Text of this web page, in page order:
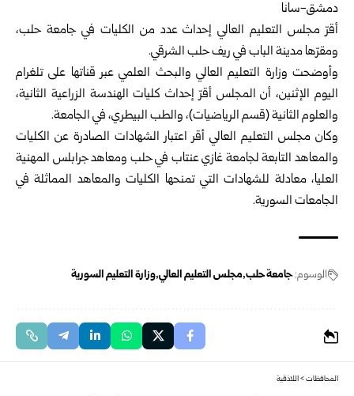
دمشق-سانا
أقرّ مجلس التعليم العالي إحداث عدد من الكليات في جامعة حلب،
ومقرّها مدينة الباب في ريف حلب الشرقي.
وأوضحت وزارة التعليم العالي والبحث العلميعبر قناتها على تلغرام
اليوم الإثنين، أن المجلس أقرّ إحداث كليات الهندسة الزراعية الثانية،
والعلوم الثانية (قسم الرياضيات)، والطب البيطري، في الجامعة.
وكان مجلس التعليم العالي أقر اعتبار الشهادات الصادرة عن الكليات
والمعاهد التابعة لجامعة غازي عنتاب في حلب ومعاهد جرابلس المهنية
العليا، معادلة للشهادات التي تمنحها الكليات والمعاهد المماثلة في
الجامعات السورية.
الوسوم:جامعة حلب مجلس التعليم العالي وزارة التعليم السورية
المحافظات>اللاذقية